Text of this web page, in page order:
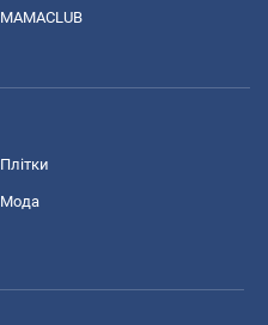
MAMACLUB
Плітки
Мода